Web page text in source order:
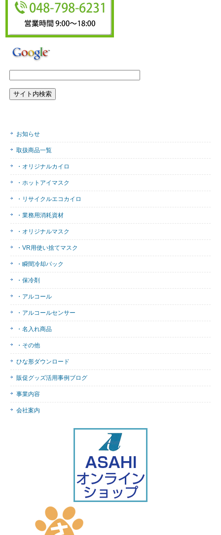
お知らせ
取扱商品一覧
・オリジナルカイロ
・ホットアイマスク
・リサイクルエコカイロ
・業務用消耗資材
・オリジナルマスク
・VR用使い捨てマスク
・瞬間冷却パック
・保冷剤
・アルコール
・アルコールセンサー
・名入れ商品
・その他
ひな形ダウンロード
販促グッズ活用事例ブログ
事業内容
会社案内